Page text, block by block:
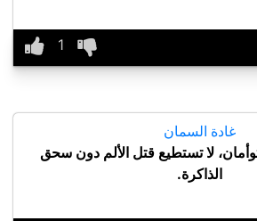
غادة السمان
توأمان، لا تستطيع قتل الألم دون سحق
الذاكرة.